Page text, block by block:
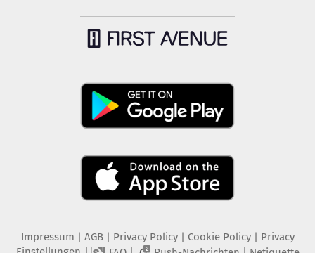
Impressum AGB Privacy Policy| Cookie Policy| Privacy
2